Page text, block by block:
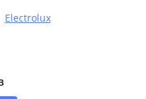
Electrolux